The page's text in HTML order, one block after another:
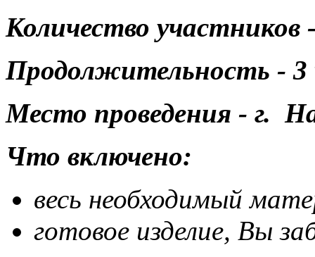
Количество участников
Продолжительность - 3
Место проведения - г.
Что включено:
весь необходимый
готовое изделие, Вы